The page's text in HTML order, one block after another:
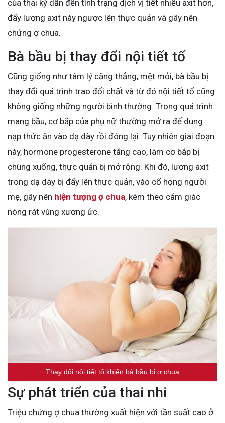
của thai kỳ dẫn đến tình trạng dịch vị tiết nhiều axit hơn,
đẩy lượng axit này ngược lên thực quản và gây nên
chứng ợ chua.
Bà bầu bị thay đổi nội tiết tố
Cũng giống như tâm lý căng thẳng, mệt mỏi, bà bầu bị
thay đổi quá trình trao đổi chất và từ đó nội tiết tố cũng
không giống những người bình thường. Trong quá trình
mang bầu, cơ bắp của phụ nữ thường mở ra để dung
nạp thức ăn vào dạ dày rồi đóng lại. Tuy nhiên giai đoạn
này, hormone progesterone tăng cao, làm cơ bắp bị
chùng xuống, thực quản bị mở rộng. Khi đó, lương axit
trong dạ dày bị đẩy lên thực quản, vào cổ họng người
mẹ, gây nên hiện tượng ợ chua, kèm theo cảm giác
nóng rát vùng xương ức.
Thay đổi nội tiết tố khiến bà bầu bị ợ chua
Sự phát triển của thai nhi
Triệu chứng ợ chua thường xuất hiện với tần suất cao ở